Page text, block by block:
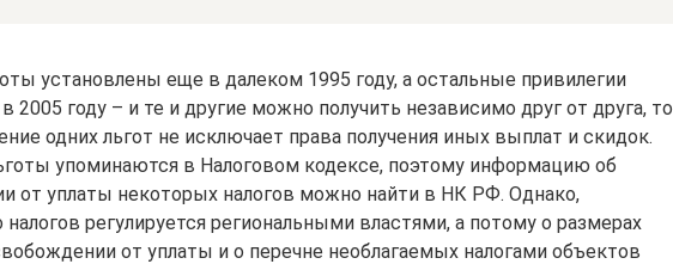
установлены еще в далеком 1995 году, а остальные привилегии
2005 году – и те и другие можно получить независимо друг от друга, то
одних льгот не исключает права получения иных выплат и скидок.
упоминаются в Налоговом кодексе, поэтому информацию об
от уплаты некоторых налогов можно найти в НК РФ. Однако,
регулируется региональными властями, а потому о размерах
от уплаты и о перечне необлагаемых налогами объектов